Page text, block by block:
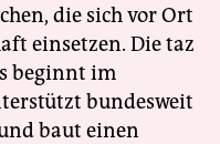
die sich vor Ort
einsetzen. Die taz
beginnt im
bundesweit
baut einen